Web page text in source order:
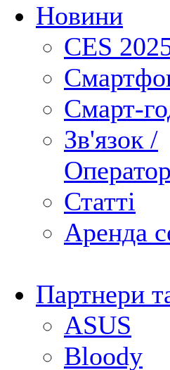
Новини
CES
Смарт-
Зв'язок /
Статті
Аренда
Партнери
ASUS
Bloody